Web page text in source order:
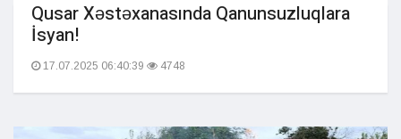
Qusar Xəstəxanasında Qanunsuzluqlara
İsyan!
17.07.2025 06:40:39 4748